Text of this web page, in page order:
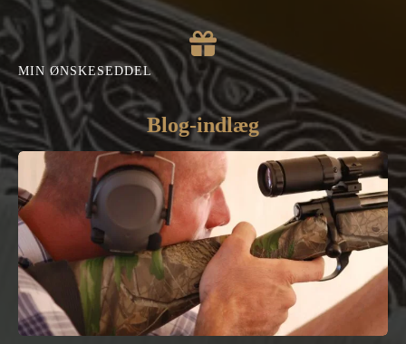
MIN ØNSKESEDDEL
Blog-indlæg